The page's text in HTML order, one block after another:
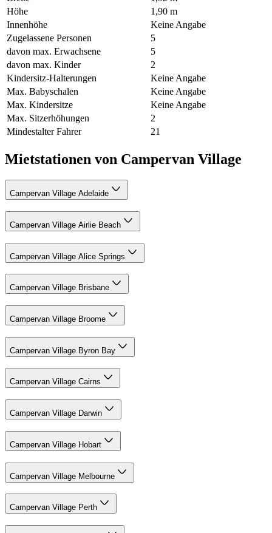
Höhe
1,90 m
Innenhöhe
Keine Angabe
Zugelassene Personen
5
davon max. Erwachsene
5
davon max. Kinder
2
Kindersitz-Halterungen
Keine Angabe
Max. Babyschalen
Keine Angabe
Max. Kindersitze
Keine Angabe
Max. Sitzerhöhungen
2
Mindestalter Fahrer
21
Mietstationen von Campervan Village
Campervan Village Adelaide
Campervan Village Airlie Beach
Campervan Village Alice Springs
Campervan Village Brisbane
Campervan Village Broome
Campervan Village Byron Bay
Campervan Village Cairns
Campervan Village Darwin
Campervan Village Hobart
Campervan Village Melbourne
Campervan Village Perth